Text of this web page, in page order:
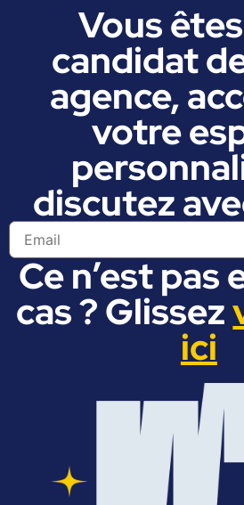
Vous
candidat
agence,
votre
discutez
Ce n’est pas
cas ? Glissez
ici